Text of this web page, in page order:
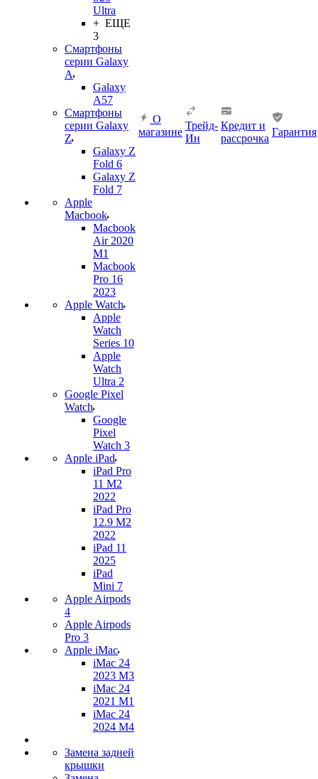
Ultra
+ ЕЩЕ
3
Смартфоны
серии Galaxy
A
Galaxy
A57
Смартфоны
серии Galaxy
Z
Galaxy Z
Fold 6
Galaxy Z
Fold 7
Apple
Macbook
Macbook
Air 2020
M1
Macbook
Pro 16
2023
Apple Watch
Apple
Watch
Series 10
Apple
Watch
Ultra 2
Google Pixel
Watch
Google
Pixel
Watch 3
Apple iPad
iPad Pro
11 M2
2022
iPad Pro
12.9 M2
2022
iPad 11
2025
iPad
Mini 7
Apple Airpods
4
Apple Airpods
Pro 3
Apple iMac
iMac 24
2023 M3
iMac 24
2021 M1
iMac 24
2024 M4
Замена задней
крышки
О
магазине
Трейд-
Ин
Кредит и
рассрочка
Гарантия